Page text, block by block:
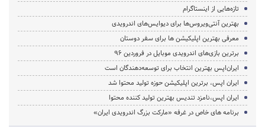
تازه‌هایی از اینستاگرام
بهترین آنتی‌ویروس‌ها برای دیوایس‌های اندرویدی
معرفی بهترین اپلیکیشن ها برای سفر دوستان
برترین بازی‌های اندرویدی موبایل در فروردین 96
ایران‌اپس بهترین انتخاب برای توسعه‌دهندگان است
ایران اپس، برترین اپلیکیشن حوزه تولید محتوا شد
ایران اپس،نامزد تندیس بهترین تولید کننده محتوا
برنامه های خاص در غرفه «مارکت بزرگ اندرویدی ایران»